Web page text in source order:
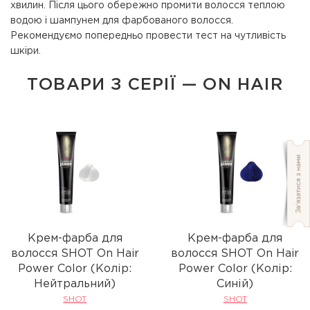
хвилин. Після цього обережно промити волосся теплою
водою і шампунем для фарбованого волосся.
Рекомендуємо попередньо провести тест на чутливість
шкіри.
ТОВАРИ З СЕРІЇ — ON HAIR
Крем-фарба для
волосся SHOT On Hair
Power Color (Колір:
Нейтральний)
SHOT
Крем-фарба для
волосся SHOT On Hair
Power Color (Колір:
Синій)
SHOT